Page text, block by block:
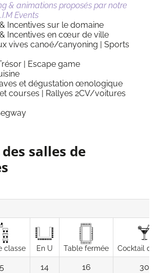
& animations proposés par notre
Events
Incentives sur le domaine
Incentives en cœur de ville
vives canoé/canyoning | Sports
| Escape game
et dégustation œnologique
courses | Rallyes 2CV/voitures
salles de
classe En U Table fermée Cocktail
14 16 30